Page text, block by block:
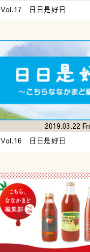
Vol.17 日日是好日
Vol.16 日日是好日
2019.03.22 Fri